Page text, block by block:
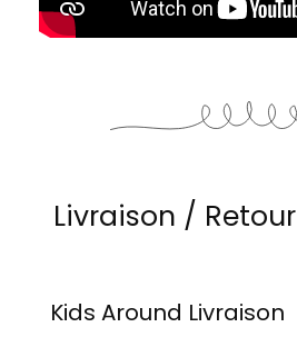
Livraison /
Kids Around Livraison